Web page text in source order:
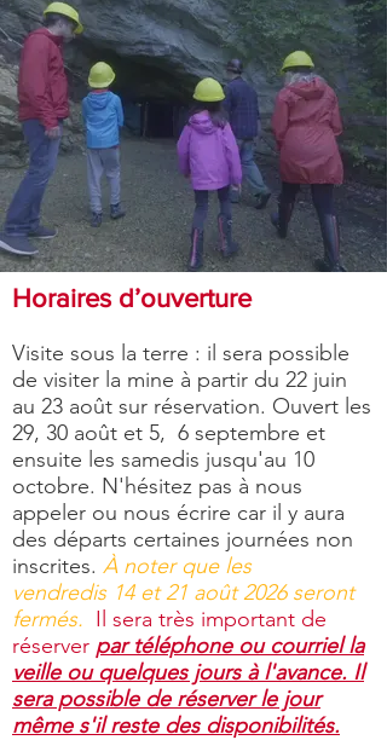
Horaires d’ouverture
Visite sous la terre : il sera possible
de visiter la mine à partir du 22 juin
au 23 août sur réservation. Ouvert les
29, 30 août et 5, 6 septembre et
ensuite les samedis jusqu'au 10
octobre. N'hésitez pas à nous
appeler ou nous écrire car il y aura
des départs certaines journées non
inscrites. À noter que les
vendredis14 et 21 août 2026 seront
fermés. Il sera très important de
réserver par téléphone ou courriella
veilleou quelques jours à l'avance. Il
sera possible de réserver le jour
même s'il reste des disponibilités.